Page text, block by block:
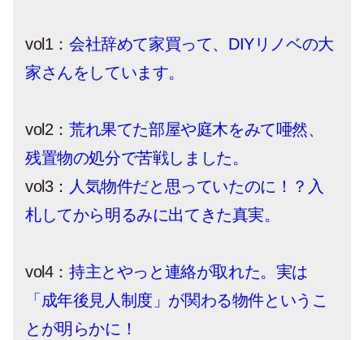
vol1： 会社辞めて家買って、DIYリノベの大
家さんをしています。
vol2： 荒れ果てた部屋や庭木をみて唖然、
残置物の処分で苦戦しました。
vol3： 人気物件だと思っていたのに！？入
札してから明るみに出てきた真実。
vol4： 持主とやっと連絡が取れた。実は
「成年後見人制度」が関わる物件というこ
とが明らかに！